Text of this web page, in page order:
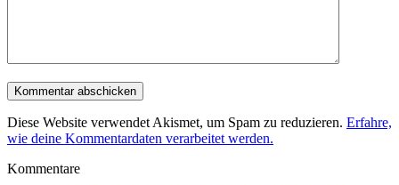
Diese Website verwendet Akismet, um Spam zu reduzieren. Erfahre,
wie deine Kommentardaten verarbeitet werden.
Kommentare